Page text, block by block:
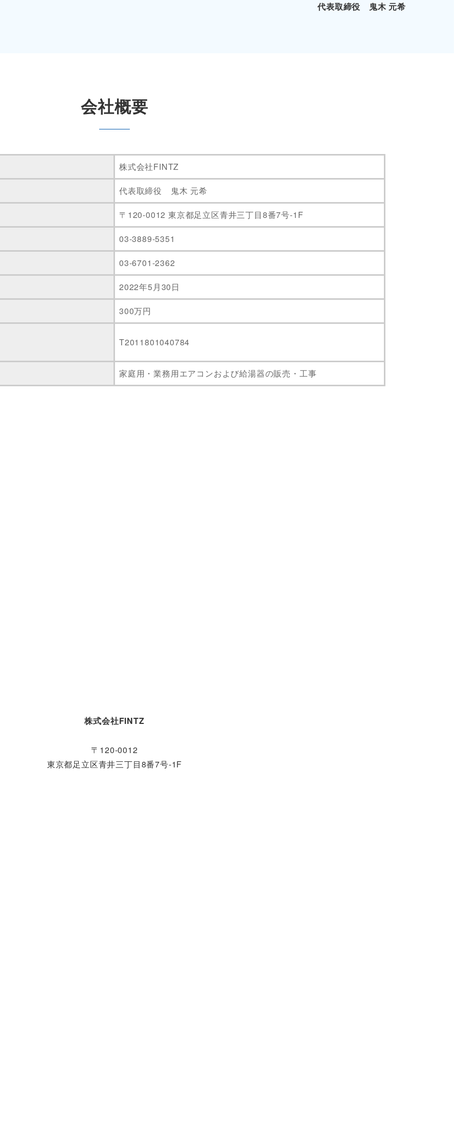
代表取締役 鬼木 元希
会社概要
株式会社FINTZ
代表取締役 鬼木 元希
〒120-0012 東京都足立区青井三丁目8番7号-1F
03-3889-5351
03-6701-2362
2022年5月30日
300万円
T2011801040784
家庭用・業務用エアコンおよび給湯器の販売・工事
株式会社FINTZ
〒120-0012
東京都足立区青井三丁目8番7号-1F